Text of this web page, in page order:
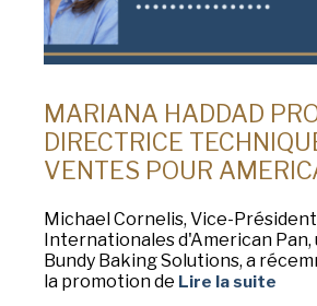
MARIANA HADDAD
DIRECTRICE
VENTES POUR
Michael Cornelis, Vice-
Internationales d'American Pan,
Bundy Baking Solutions, a
la promotion de Lire la suite